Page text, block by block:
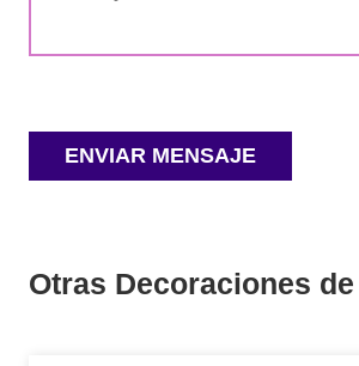
Otras Decoraciones